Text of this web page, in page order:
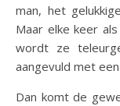
man, het
Maar elke keer
wordt ze
aangevuld met
Dan komt de